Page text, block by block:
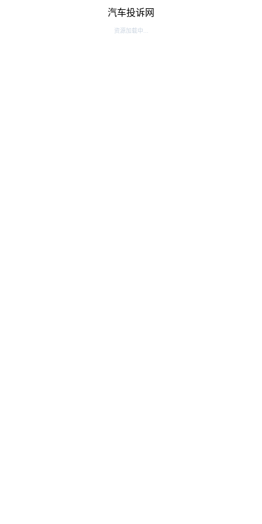
汽车投诉网
资源加载中...